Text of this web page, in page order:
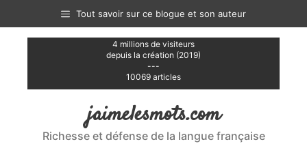
contenu
Tout savoir sur ce blogue et son auteur
4 millions de visiteurs
depuis la création (2019)
---
10069 articles
jaimelesmots.com
Richesse et défense de la langue française